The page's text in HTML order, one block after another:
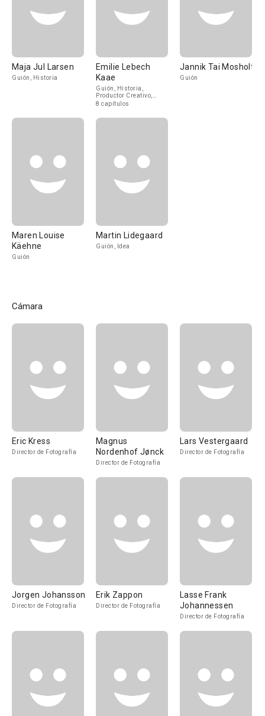
Maja Jul Larsen
Guión, Historia
Emilie Lebech
Kaae
Guión, Historia,
Productor Creativo,
Writers' Assistant
8 capítulos
Jannik Tai Mosholt
Guión
Maren Louise
Käehne
Guión
Martin Lidegaard
Guión, Idea
Cámara
Eric Kress
Director de Fotografía
Magnus
Nordenhof Jønck
Director de Fotografía
Lars Vestergaard
Director de Fotografía
Jorgen Johansson
Director de Fotografía
Erik Zappon
Director de Fotografía
Lasse Frank
Johannessen
Director de Fotografía